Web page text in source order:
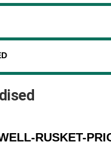
RUSKET-